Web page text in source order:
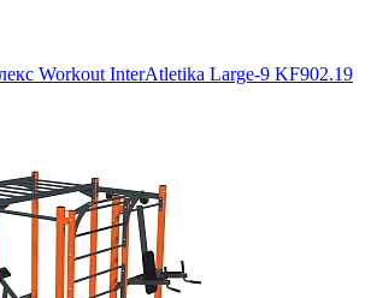
Workout InterAtletika Large-9 KF902.19